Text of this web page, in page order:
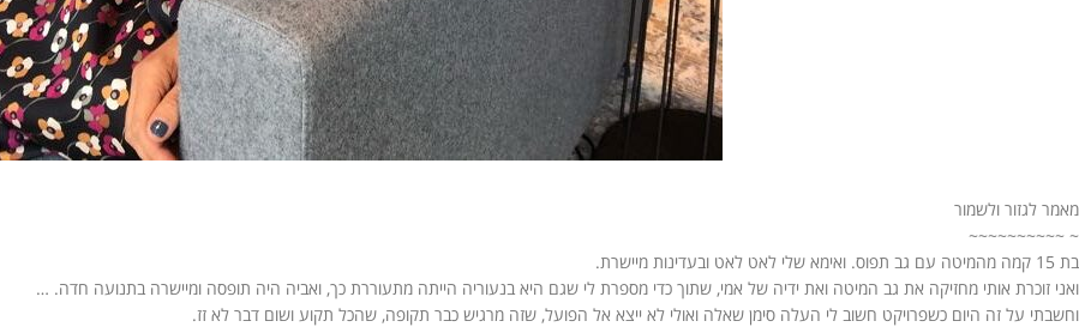
מאמר לגזור ולשמור
~ ~~~~~~~~~~
בת 15 קמה מהמיטה עם גב תפוס. ואימא שלי לאט לאט ובעדינות מיישרת.
ואני זוכרת אותי מחזיקה את גב המיטה ואת ידיה של אמי, שתוך כדי מספרת לי שגם היא בנעוריה הייתה מתעוררת כך, ואביה היה תופסה ומיישרה בתנועה חדה. …
וחשבתי על זה היום כשפרויקט חשוב לי העלה סימן שאלה ואולי לא ייצא אל הפועל, שזה מרגיש כבר תקופה, שהכל תקוע ושום דבר לא זז.